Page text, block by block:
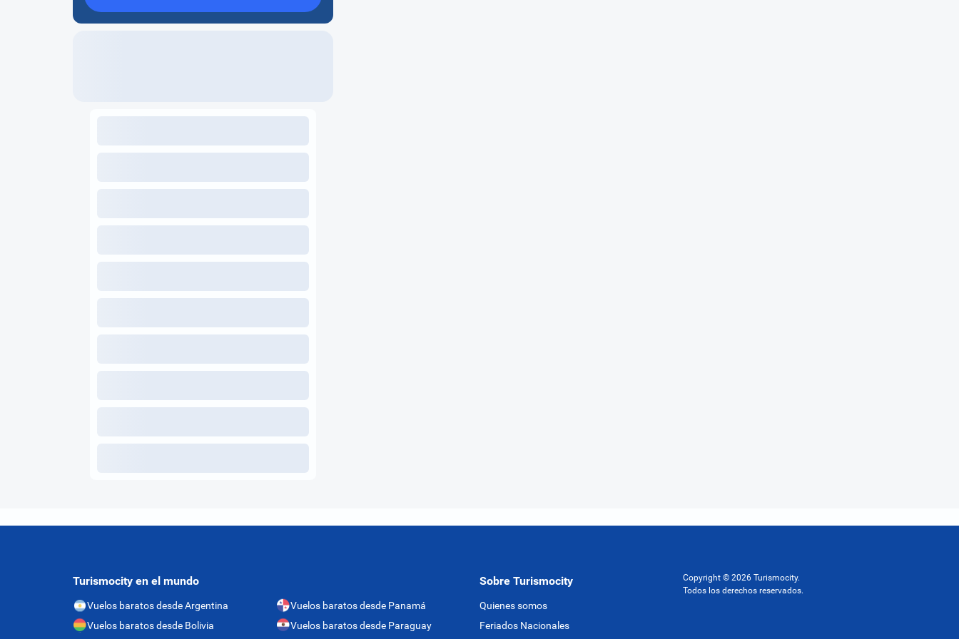
Turismocity en el mundo
Vuelos baratos desde Argentina
Vuelos baratos desde Bolivia
Vuelos baratos desde Panamá
Vuelos baratos desde Paraguay
Sobre Turismocity
Quienes somos
Feriados Nacionales
Copyright © 2026 Turismocity.
Todos los derechos reservados.